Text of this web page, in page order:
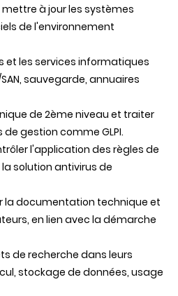
à jour les systèmes
de l'environnement
et les services informatiques
sauvegarde, annuaires
de 2ème niveau et traiter
gestion comme GLPI.
l'application des règles de
solution antivirus de
la documentation technique et
en lien avec la démarche
de recherche dans leurs
stockage de données, usage